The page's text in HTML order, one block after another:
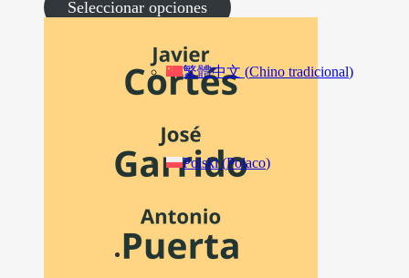
繁體中文 (Chino tradicional)
Polski(Polaco)
de
precios:
18,00 €
hasta
237,00 €
Seleccionar opciones